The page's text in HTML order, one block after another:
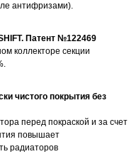
антифризами).
Патент №122469
коллекторе секции
чистого покрытия без
перед покраской и за счет
повышает
радиаторов